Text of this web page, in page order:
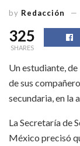
by Redacción
325
SHARES
Un estudiante, de
de sus
secundaria, en la
La Secretaría de
México precisó